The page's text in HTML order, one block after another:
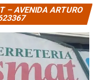
– AVENIDA ARTURO